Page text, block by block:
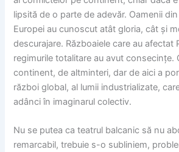
lipsită de o parte de adevăr. Oamenii
Europei au cunoscut atât gloria, cât și
descurajare. Războaiele care au afectat
regimurile totalitare au avut consecințe.
continent, de altminteri, dar de aici a
război global, al lumii industrializate,
adânci în imaginarul colectiv.
Nu se putea ca teatrul balcanic să nu
remarcabil, trebuie s-o subliniem,